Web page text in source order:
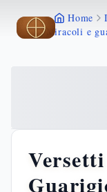
Vai al contenuto
Home
Miracoli e
Vai al contenuto